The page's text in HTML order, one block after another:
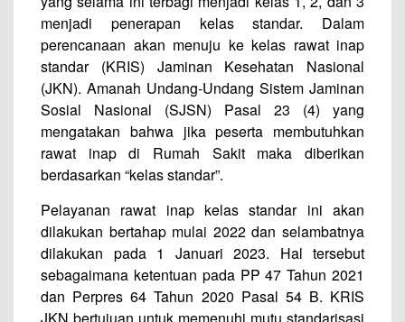
menjadi penerapan kelas standar. Dalam
perencanaan akan menuju ke kelas rawat inap
standar (KRIS) Jaminan Kesehatan Nasional
(JKN). Amanah Undang-Undang Sistem Jaminan
Sosial Nasional (SJSN) Pasal 23 (4) yang
mengatakan bahwa jika peserta membutuhkan
rawat inap di Rumah Sakit maka diberikan
berdasarkan “kelas standar”.
Pelayanan rawat inap kelas standar ini akan
dilakukan bertahap mulai 2022 dan selambatnya
dilakukan pada 1 Januari 2023. Hal tersebut
sebagaimana ketentuan pada PP 47 Tahun 2021
dan Perpres 64 Tahun 2020 Pasal 54 B. KRIS